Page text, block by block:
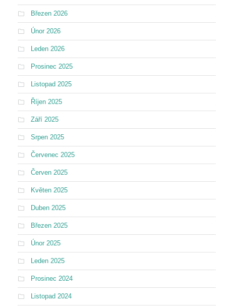
Březen 2026
Únor 2026
Leden 2026
Prosinec 2025
Listopad 2025
Říjen 2025
Září 2025
Srpen 2025
Červenec 2025
Červen 2025
Květen 2025
Duben 2025
Březen 2025
Únor 2025
Leden 2025
Prosinec 2024
Listopad 2024